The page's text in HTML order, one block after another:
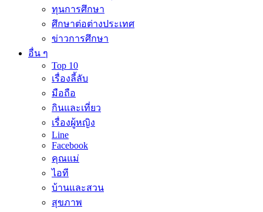
ทุนการศึกษา
ศึกษาต่อต่างประเทศ
ข่าวการศึกษา
อื่น ๆ
Top 10
เรื่องลี้ลับ
มือถือ
กินและเที่ยว
เรื่องผู้หญิง
Line
Facebook
คุณแม่
ไอที
บ้านและสวน
สุขภาพ